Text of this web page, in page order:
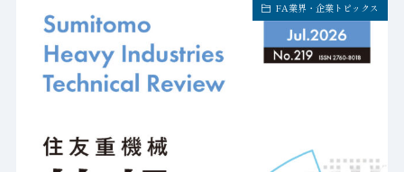
FA業界・企業トピックス